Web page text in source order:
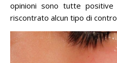
opinioni sono tutte
riscontrato alcun tipo di